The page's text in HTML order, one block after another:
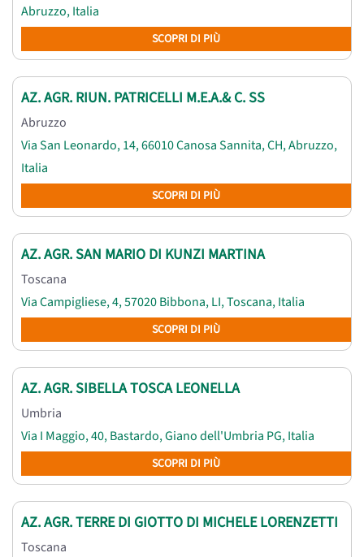
Abruzzo, Italia
SCOPRI DI PIÙ
AZ. AGR. RIUN. PATRICELLI M.E.A.& C. SS
Abruzzo
Via San Leonardo, 14, 66010 Canosa Sannita, CH, Abruzzo,
Italia
SCOPRI DI PIÙ
AZ. AGR. SAN MARIO DI KUNZI MARTINA
Toscana
Via Campigliese, 4, 57020 Bibbona, LI, Toscana, Italia
SCOPRI DI PIÙ
AZ. AGR. SIBELLA TOSCA LEONELLA
Umbria
Via I Maggio, 40, Bastardo, Giano dell'Umbria PG, Italia
SCOPRI DI PIÙ
AZ. AGR. TERRE DI GIOTTO DI MICHELE LORENZETTI
Toscana